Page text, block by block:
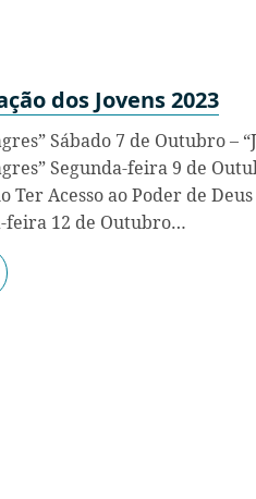
dos Jovens 2023
Sábado 7 de Outubro –
Segunda-feira 9 de
Ter Acesso ao Poder de
feira 12 de Outubro…